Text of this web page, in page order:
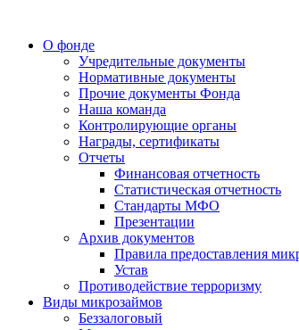
О фонде
Учредительные документы
Нормативные документы
Прочие документы Фонда
Наша команда
Контролирующие органы
Награды, сертификаты
Отчеты
Финансовая отчетность
Статистическая отчетность
Стандарты МФО
Презентации
Архив документов
Правила предоставления
Устав
Противодействие терроризму
Виды микрозаймов
Беззалоговый